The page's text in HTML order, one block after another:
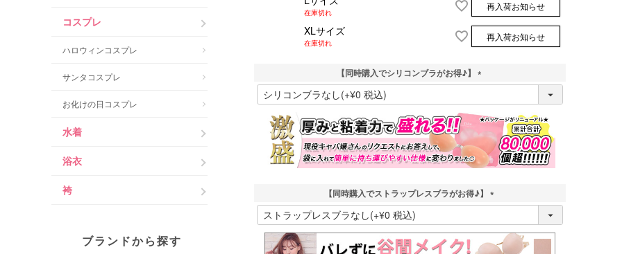
コスプレ
ハロウィンコスプレ
サンタコスプレ
お化けの日コスプレ
水着
浴衣
袴
ブランドから探す
在庫切れ
再入荷お知らせ
XLサイズ
在庫切れ
再入荷お知らせ
【同時購入でシリコンブラがお得♪】
(
必
須
)
【同時購入でストラップレスブラがお得♪】
(
必
須
)